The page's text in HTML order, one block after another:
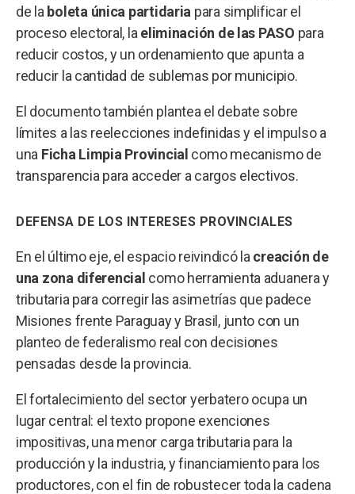
de la boleta única partidaria para simplificar el
proceso electoral, la eliminación de las PASO para
reducir costos, y un ordenamiento que apunta a
reducir la cantidad de sublemas por municipio.
El documento también plantea el debate sobre
límites a las reelecciones indefinidas y el impulso a
una Ficha Limpia Provincial como mecanismo de
transparencia para acceder a cargos electivos.
DEFENSA DE LOS INTERESES PROVINCIALES
En el último eje, el espacio reivindicó la creación de
una zona diferencial como herramienta aduanera y
tributaria para corregir las asimetrías que padece
Misiones frente Paraguay y Brasil, junto con un
planteo de federalismo real con decisiones
pensadas desde la provincia.
El fortalecimiento del sector yerbatero ocupa un
lugar central: el texto propone exenciones
impositivas, una menor carga tributaria para la
producción y la industria, y financiamiento para los
productores, con el fin de robustecer toda la cadena